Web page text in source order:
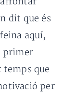
dit que és
aquí,
primer
temps que
per